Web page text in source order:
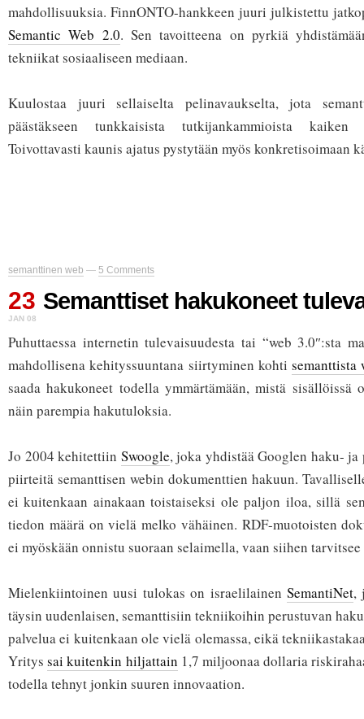
mahdollisuuksia. FinnONTO-hankkeen juuri julkistettu
Semantic Web 2.0. Sen tavoitteena on pyrkiä
tekniikat sosiaaliseen mediaan.
Kuulostaa juuri sellaiselta pelinavaukselta, jota
päästäkseen tunkkaisista tutkijankammioista kaiken
Toivottavasti kaunis ajatus pystytään myös konkretisoimaan
semanttinen web — 5 Comments
23
JAN 08
Semanttiset hakukoneet
Puhuttaessa internetin tulevaisuudesta tai “web 3.0″:sta
mahdollisena kehityssuuntana siirtyminen kohtisemanttista
saada hakukoneet todella ymmärtämään, mistä sisällöissä
näin parempia hakutuloksia.
Jo 2004 kehitettiin Swoogle, joka yhdistää Googlen haku-
piirteitä semanttisen webin dokumenttien hakuun.
ei kuitenkaan ainakaan toistaiseksi ole paljon iloa, sillä
tiedon määrä on vielä melko vähäinen. RDF-muotoisten
ei myöskään onnistu suoraan selaimella, vaan siihen
Mielenkiintoinen uusi tulokas on israelilainen SemantiNet,
täysin uudenlaisen, semanttisiin tekniikoihin perustuvan
palvelua ei kuitenkaan ole vielä olemassa, eikä
Yrityssai kuitenkin hiljattain 1,7 miljoonaa dollaria
todella tehnyt jonkin suuren innovaation.